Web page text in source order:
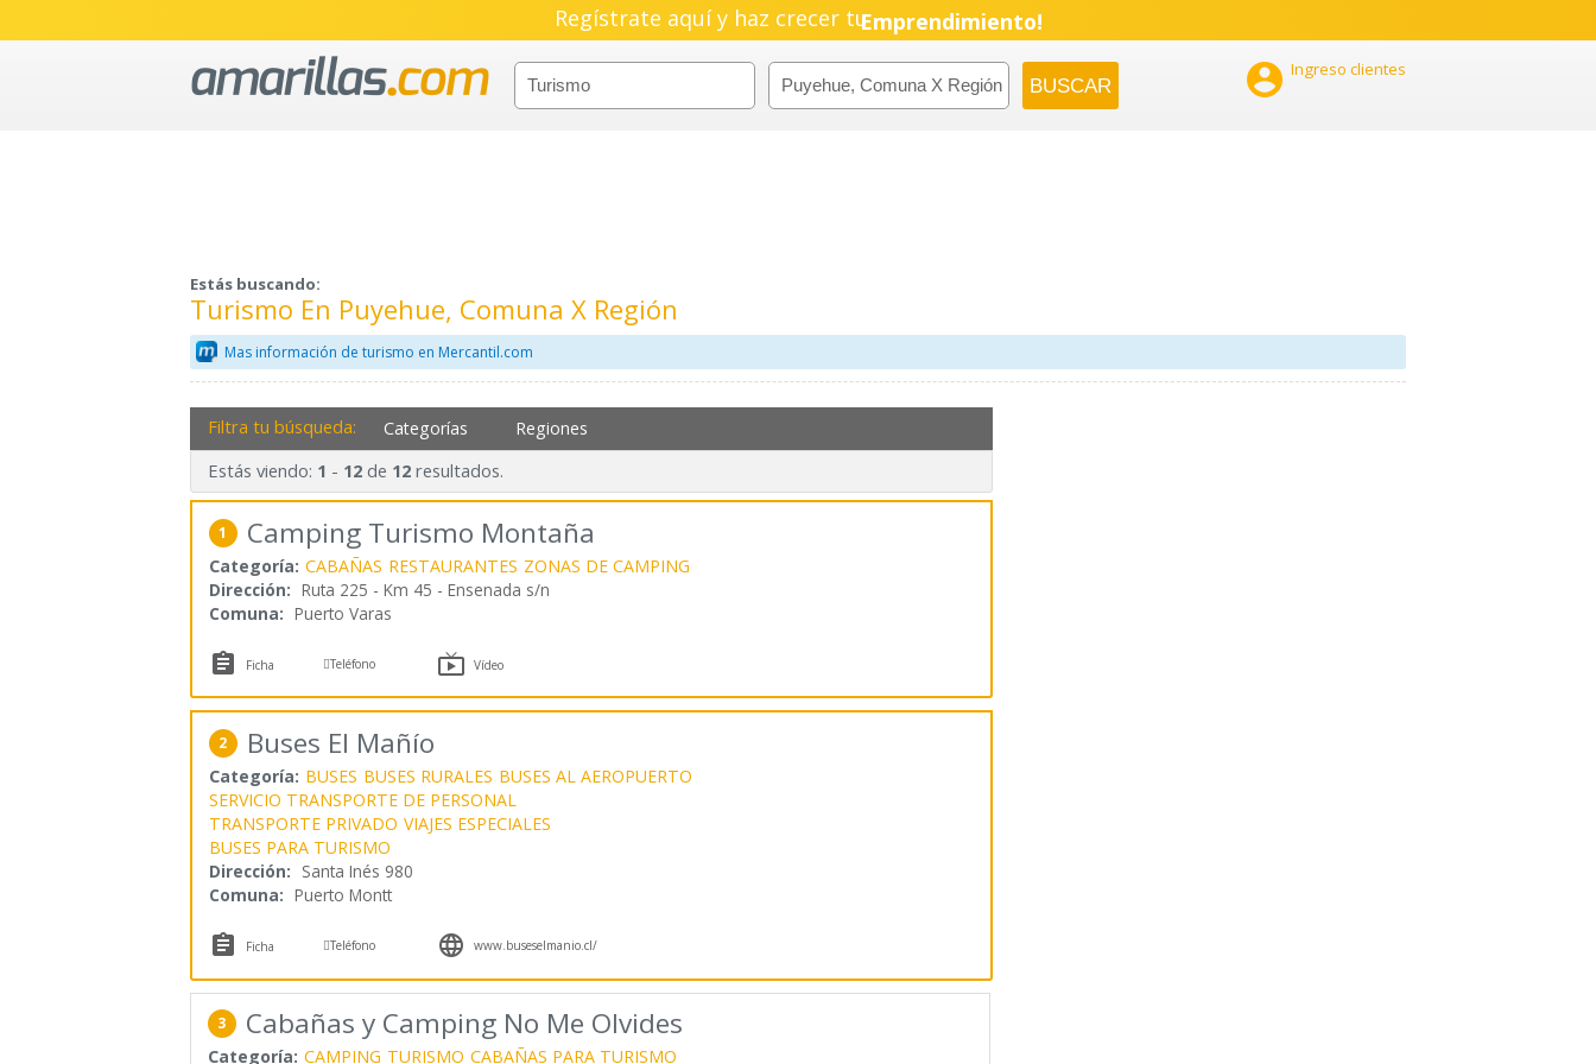
Regístrate aquí y haz crecer tu
Emprendimiento!
 Ingreso clientes
Estás buscando:
Turismo En Puyehue, Comuna X Región
Mas información de turismo en Mercantil.com
Filtra tu búsqueda: Categorías Regiones
Estás viendo: 1 - 12de 12resultados.
1 Camping Turismo Montaña
Categoría: CABAÑAS RESTAURANTES ZONAS DE CAMPING
Dirección: Ruta 225 - Km 45 - Ensenada s/n
Comuna: Puerto Varas
 Ficha Teléfono  Vídeo
2 Buses El Mañío
Categoría: BUSES BUSES RURALES BUSES AL AEROPUERTO
SERVICIO TRANSPORTE DE PERSONAL
TRANSPORTE PRIVADO VIAJES ESPECIALES
BUSES PARA TURISMO
Dirección: Santa Inés 980
Comuna: Puerto Montt
 Ficha Teléfono  www.buseselmanio.cl/
3 Cabañas y Camping No Me Olvides
Categoría: CAMPING TURISMO CABAÑAS PARA TURISMO